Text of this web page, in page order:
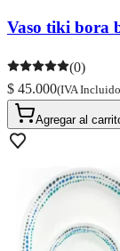
Vaso tiki bora
(0)
$ 45.000(IVA
Agregar al